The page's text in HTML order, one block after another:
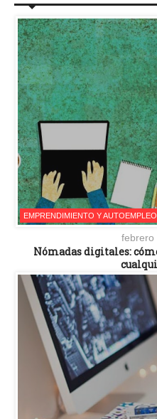
EMPRENDIMIENTO Y AUTOEMPLEO
febrero
Nómadas digitales: